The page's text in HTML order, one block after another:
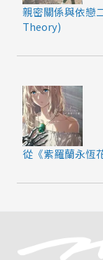
親密關係與依
Theory)
從《紫羅蘭永恆